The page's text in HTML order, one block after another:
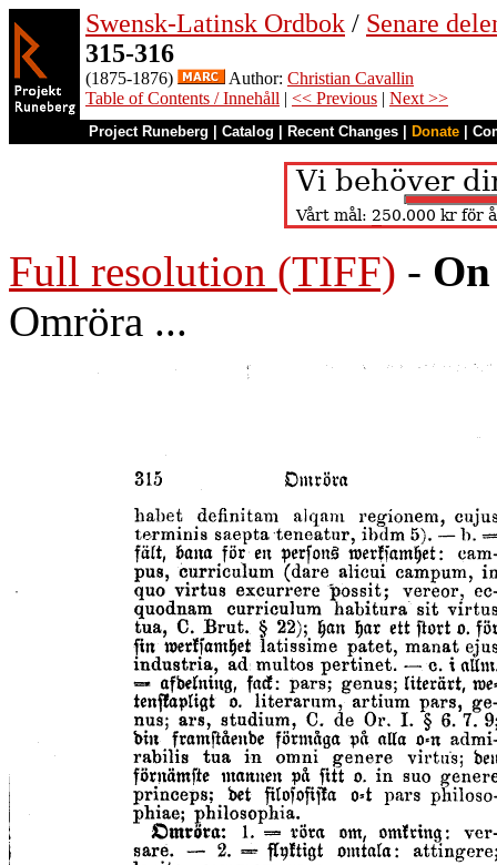
Swensk-Latinsk Ordbok / Senare
315-316
(1875-1876) Author: Christian Cavallin
Table of Contents / Innehåll | << Previous | Next >>
Project Runeberg Catalog Recent Changes Donate
Full resolution (TIFF) -
Omröra ...